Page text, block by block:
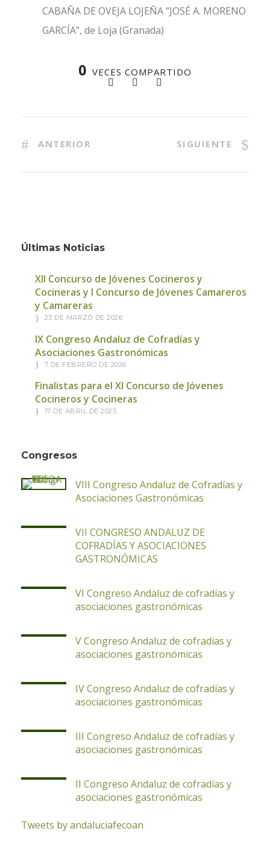
CABAÑA DE OVEJA LOJEÑA “JOSÉ A. MORENO
GARCÍA”, de Loja (Granada)
0 VECES COMPARTIDO
ANTERIOR SIGUIENTE
Últimas Noticias
XII Concurso de Jóvenes Cocineros y
Cocineras y I Concurso de Jóvenes Camareros
y Camareras
23 DE MARZO DE 2026
IX Congreso Andaluz de Cofradías y
Asociaciones Gastronómicas
7 DE FEBRERO DE 2026
Finalistas para el XI Concurso de Jóvenes
Cocineros y Cocineras
17 DE ABRIL DE 2025
Congresos
VIII Congreso Andaluz de Cofradías y
Asociaciones Gastronómicas
VII CONGRESO ANDALUZ DE
COFRADÍAS Y ASOCIACIONES
GASTRONÓMICAS
VI Congreso Andaluz de cofradías y
asociaciones gastronómicas
V Congreso Andaluz de cofradías y
asociaciones gastronómicas
IV Congreso Andaluz de cofradías y
asociaciones gastronómicas
III Congreso Andaluz de cofradías y
asociaciones gastronómicas
II Congreso Andaluz de cofradías y
asociaciones gastronómicas
Tweets by andaluciafecoan